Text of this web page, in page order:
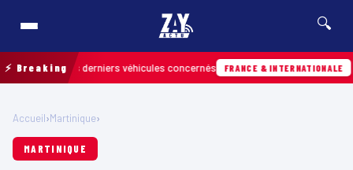
🔍
⚡ Breaking
les derniers véhicules concernés FRANCE & INTERNATIONALE 07/08
Accueil›Martinique›
MARTINIQUE